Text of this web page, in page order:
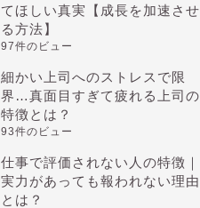
てほしい真実【成長を加速させ
る方法】
97件のビュー
細かい上司へのストレスで限
界…真面目すぎて疲れる上司の
特徴とは？
93件のビュー
仕事で評価されない人の特徴｜
実力があっても報われない理由
とは？